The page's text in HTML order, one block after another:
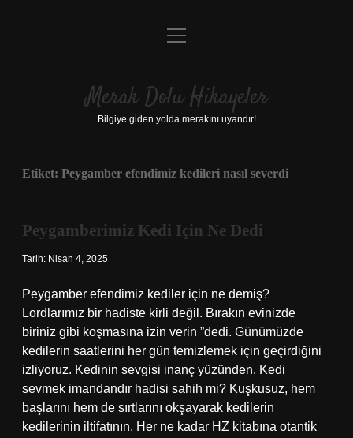
Anasayfa
Yasal Uyarı
menüyü
Merak Dolu Hikayeler
Bilgiye giden yolda merakını uyandır!
Etiket: Peygamber efendimiz kedileri nasıl severdi
Peygamberimiz Kedi Için Ne Dedi
Tarih: Nisan 4, 2025
Peygamber efendimiz kediler için ne demiş?
Lordlarımız bir hadiste kirli değil. Bırakın evinizde
biriniz gibi koşmasına izin verin ”dedi. Günümüzde
kedilerin saatlerini her gün temizlemek için geçirdiğini
izliyoruz. Kedinin sevgisi inanç yüzünden. Kedi
sevmek imandandır hadisi sahih mi? Kuşkusuz, hem
başlarını hem de sırtlarını okşayarak kedilerin
kedilerinin iltifatının. Her ne kadar HZ kitabına otantik